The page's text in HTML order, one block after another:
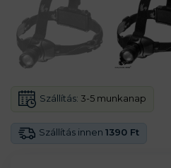
Szállítás innen 1390 Ft
Szállítás: 3-5 munkanap